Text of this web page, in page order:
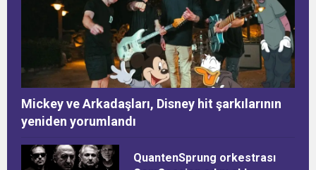
Mickey ve Arkadaşları, Disney hit şarkılarının
yeniden yorumlandı
QuantenSprung orkestrası